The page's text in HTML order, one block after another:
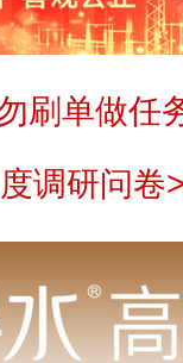
刷单做任
调研问卷